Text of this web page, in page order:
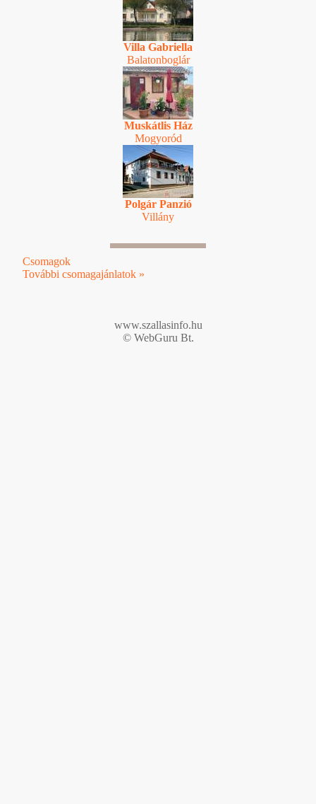
Villa Gabriella
Balatonboglár
Muskátlis Ház
Mogyoród
Polgár Panzió
Villány
Csomagok
További csomagajánlatok »
www.szallasinfo.hu
© WebGuru Bt.